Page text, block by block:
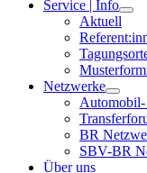
Service | Info
Aktuell
Netzwerke
BR
SBV-BR
Über uns